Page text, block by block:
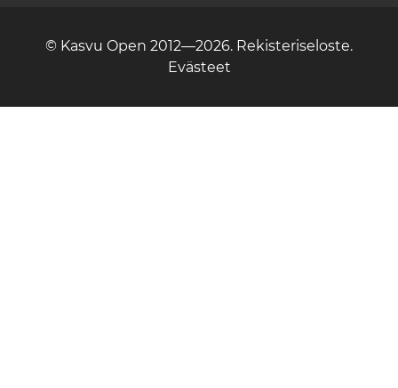
© Kasvu Open 2012—2026. Rekisteriseloste.
Evästeet